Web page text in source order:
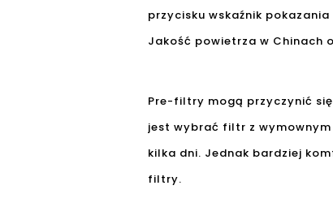
przycisku wskaźnik
Jakość powietrza w Chinach
Pre-filtry mogą przyczynić
jest wybrać filtr z
kilka dni. Jednak bardziej
filtry.